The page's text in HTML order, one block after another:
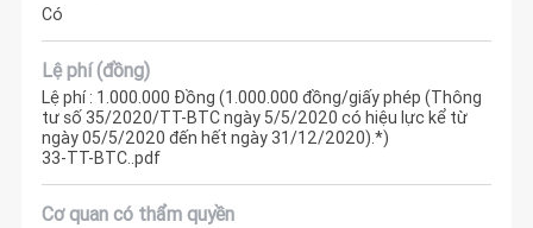
Có
Lệ phí (đồng)
Lệ phí : 1.000.000 Đồng (1.000.000 đồng/giấy phép (Thông
tư số 35/2020/TT-BTC ngày 5/5/2020 có hiệu lực kể từ
ngày 05/5/2020 đến hết ngày 31/12/2020).*)
33-TT-BTC..pdf
Cơ quan có thẩm quyền